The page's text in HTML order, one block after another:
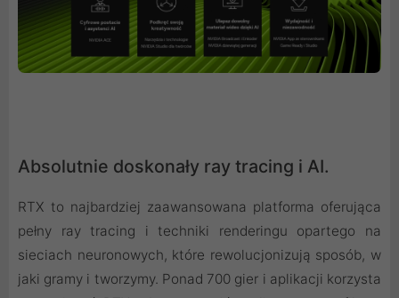
Absolutnie doskonały ray tracing i AI.
RTX to najbardziej zaawansowana platforma oferująca
pełny ray tracing i techniki renderingu opartego na
sieciach neuronowych, które rewolucjonizują sposób, w
jaki gramy i tworzymy. Ponad 700 gier i aplikacji korzysta